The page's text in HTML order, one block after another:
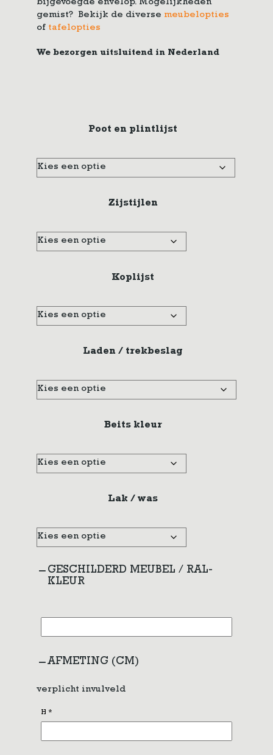
bijgevoegde envelop. Mogelijkheden
gemist? Bekijk de diverse meubelopties
of tafelopties
We bezorgen uitsluitend in Nederland
Poot en plintlijst
Zijstijlen
Koplijst
Laden / trekbeslag
Beits kleur
Lak / was
GESCHILDERD MEUBEL / RAL-
KLEUR
AFMETING (CM)
verplicht invulveld
H *